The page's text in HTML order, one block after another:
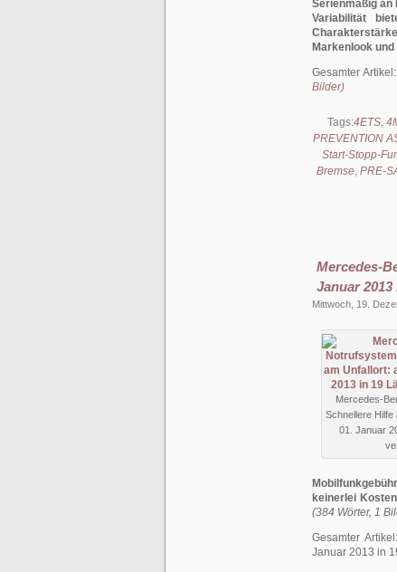
Serienmäßig an
Variabilität
Markenlook
Gesamter
Bilder)
Tags:4ETS,
PREVENTION
Start-Stopp-
Bremse, PRE-
Mercedes-
Januar
Mittwoch, 19.
Mercedes-
Schnellere Hilfe
01. Januar
keinerlei
(384 Wörter, 1
Gesamter
Januar 2013 in